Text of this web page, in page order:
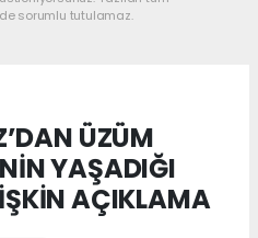
sorumlu tutulamaz.
ÜZÜM
YAŞADIĞI
AÇIKLAMA